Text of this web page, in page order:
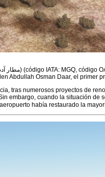
Abdullah Osman Daar, el primer
tras numerosos proyectos de
embargo, cuando la situación
había restaurado la